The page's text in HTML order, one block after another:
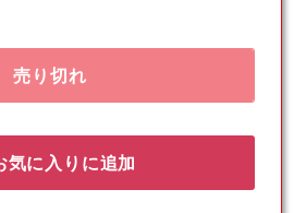
売り切れ
気に入りに追加